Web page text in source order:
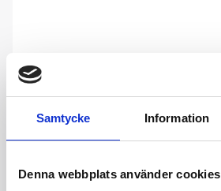
Samtycke Information
Denna webbplats använder cookies